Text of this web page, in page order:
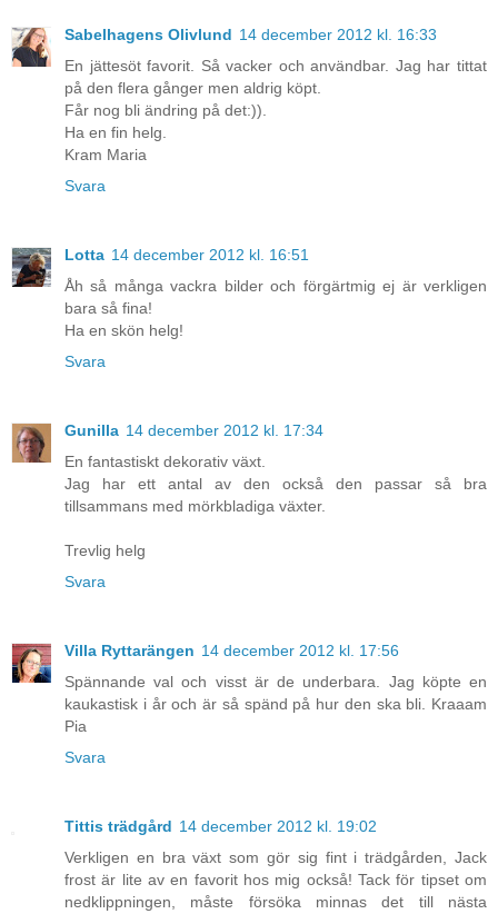
Sabelhagens Olivlund 14 december 2012 kl. 16:33
En jättesöt favorit. Så vacker och användbar. Jag har tittat
på den flera gånger men aldrig köpt.
Får nog bli ändring på det:)).
Ha en fin helg.
Kram Maria
Svara
Lotta 14 december 2012 kl. 16:51
Åh så många vackra bilder och förgärtmig ej är verkligen
bara så fina!
Ha en skön helg!
Svara
Gunilla 14 december 2012 kl. 17:34
En fantastiskt dekorativ växt.
Jag har ett antal av den också den passar så bra
tillsammans med mörkbladiga växter.
Trevlig helg
Svara
Villa Ryttarängen 14 december 2012 kl. 17:56
Spännande val och visst är de underbara. Jag köpte en
kaukastisk i år och är så spänd på hur den ska bli. Kraaam
Pia
Svara
Tittis trädgård 14 december 2012 kl. 19:02
Verkligen en bra växt som gör sig fint i trädgården, Jack
frost är lite av en favorit hos mig också! Tack för tipset om
nedklippningen, måste försöka minnas det till nästa